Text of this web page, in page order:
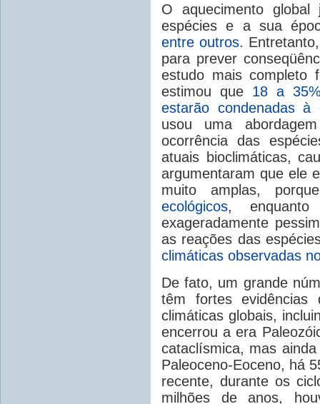
O aquecimento
espécies e a sua
entre outros.
para prever
estudo mais completo
estimou que 18 a
estarão condenadas à
usou uma
ocorrência das
atuais bioclimáticas,
argumentaram que ele
muito amplas,
ecológicos,
exageradamente
as reações das
climáticas observadas
De fato, um grande
têm fortes evidências
climáticas globais,
encerrou a era
cataclísmica, mas
Paleoceno-Eoceno, há
recente, durante os
milhões de anos,